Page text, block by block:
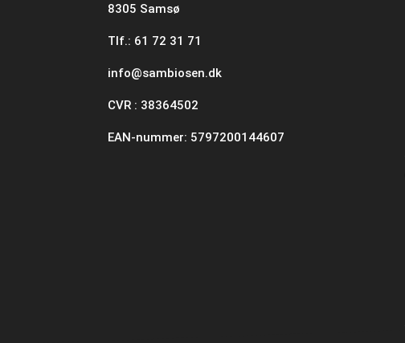
8305 Samsø
Tlf.: 61 72 31 71
info@sambiosen.dk
CVR : 38364502
EAN-nummer: 5797200144607